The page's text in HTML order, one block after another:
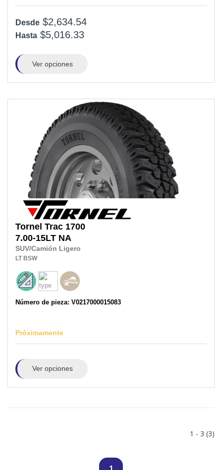
Desde $2,634.54
Hasta $5,016.33
Ver opciones
Tornel Trac 1700
7.00-15LT NA
SUV/Camión Ligero
LT BSW
Número de pieza: V0217000015083
Próximamente
Ver opciones
1 - 3 (3)
1